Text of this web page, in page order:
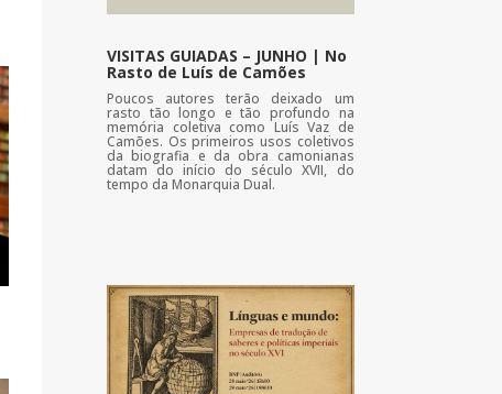
VISITAS GUIADAS – JUNHO | No
Rasto de Luís de Camões
Poucos autores terão deixado um
rasto tão longo e tão profundo na
memória coletiva como Luís Vaz de
Camões. Os primeiros usos coletivos
da biografia e da obra camonianas
datam do início do século XVII, do
tempo da Monarquia Dual.